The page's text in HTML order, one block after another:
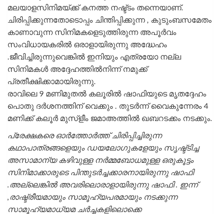
മലയാളസിനിമയ്ക്ക് കനത്ത നഷ്ട്ടം തന്നെയാണ്.
ചിരിപ്പിക്കുന്നതോടൊപ്പം ചിന്തിപ്പിക്കുന്ന , കുടുംബസമേതം
കാണാവുന്ന സിനിമകളെടുത്തിരുന്ന അപൂർവം
സംവിധായകരിൽ ഒരാളായിരുന്നു അദ്ധേഹം
.ജീവിച്ചിരുന്നുവെങ്കിൽ ഇനിയും എത്രയോ നല്ല
സിനിമകൾ അദ്ദേഹത്തിൽനിന്ന് നമുക്ക്
പ്രതീക്ഷിക്കാമായിരുന്നു.
രാവിലെ 9 മണിമുതൽ കലൂരിൽ ഷാഫിയുടെ മൃതദ്ദേഹം
പൊതു ദർശനത്തിന് വെക്കും . തുടർന്ന് വൈകുന്നേരം 4
മണിക്ക് കലൂർ മുസ്ളീം ജമാഅത്തിൽ ഖബറടക്കം നടക്കും.
പ്രേക്ഷകരെ ഓർത്തോർത്ത് ചിരിപ്പിച്ചിരുന്ന
കഥാപാത്രങ്ങളെയും ഡയലോഗുകളേയും സൃഷ്ട്ടിച്ച
അസാമാന്യ കഴിവുള്ള നർമ്മബോധമുള്ള ഒരുകൂട്ടം
സിനിമാക്കാരുടെ പിന്തുടർച്ചക്കാരനായിരുന്നു ഷാഫി
.അല്ലെങ്കിൽ അവരിലൊരാളായിരുന്നു ഷാഫി . ഇന്ന്
,രാഷ്ട്രീയമായും സാമൂഹ്യപരമായും നടക്കുന്ന
സാമൂഹ്യമാധ്യമ ചർച്ചകളിലൊക്കെ